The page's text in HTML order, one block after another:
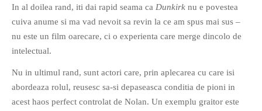
In al doilea rand, iti dai rapid seama ca Dunkirk nu e povestea
cuiva anume si ma vad nevoit sa revin la ce am spus mai sus –
nu este un film oarecare, ci o experienta care merge dincolo de
intelectual.
Nu in ultimul rand, sunt actori care, prin aplecarea cu care isi
abordeaza rolul, reusesc sa-si depaseasca conditia de pioni in
acest haos perfect controlat de Nolan. Un exemplu graitor este